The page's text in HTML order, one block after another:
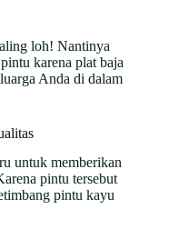
loh! Nantinya
karena plat baja
Anda di dalam
untuk memberikan
pintu tersebut
pintu kayu